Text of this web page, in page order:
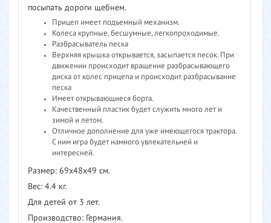
посыпать дороги щебнем.
Прицеп имеет подъемный механизм.
Колеса крупные, бесшумные, легкопроходимые.
Разбрасыватель песка
Верхняя крышка открывается, засыпается песок. При
движении происходит вращение разбрасывающего
диска от колес прицепа и происходит разбрасывание
песка
Имеет открывающиеся борта.
Качественный пластик будет служить много лет и
зимой и летом.
Отличное дополнение для уже имеющегося трактора.
С ним игра будет намного увлекательней и
интересней.
Размер: 69х48х49 см.
Вес: 4.4 кг.
Для детей от 3 лет.
Производство: Германия.